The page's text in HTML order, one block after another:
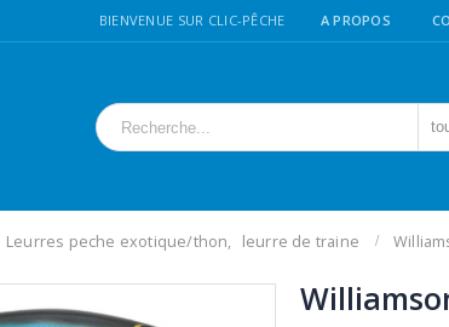
BIENVENUE SUR CLIC-PÊCHE A PROPOS
Leurres peche exotique/thon, leurre de traine